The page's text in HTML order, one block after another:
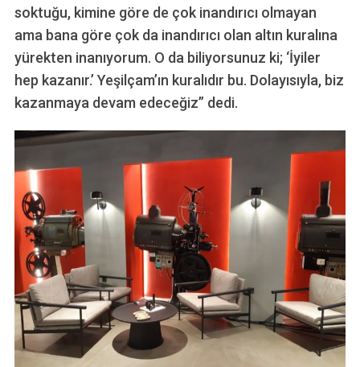
soktuğu, kimine göre de çok inandırıcı olmayan
ama bana göre çok da inandırıcı olan altın kuralına
yürekten inanıyorum. O da biliyorsunuz ki; ‘İyiler
hep kazanır.’ Yeşilçam’ın kuralıdır bu. Dolayısıyla, biz
kazanmaya devam edeceğiz” dedi.